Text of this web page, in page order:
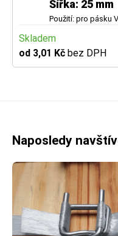
Šířka: 25 mm
Použití: pro pásku
Skladem
od 3,01 Kč bez DPH
Naposledy